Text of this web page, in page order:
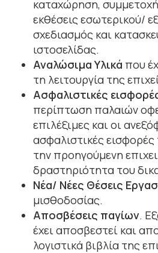
καταχώρηση,
εκθέσεις εσωτερικού/
σχεδιασμός και
ιστοσελίδας.
Αναλώσιμα Υλικά που
τη λειτουργία της
Ασφαλιστικές
περίπτωση παλαιών
επιλέξιμες και οι
ασφαλιστικές
την προηγούμενη
δραστηριότητα του
Νέα/ Νέες Θέσεις
μισθοδοσίας.
Αποσβέσεις παγίων.
έχει αποσβεστεί και
λογιστικά βιβλία της